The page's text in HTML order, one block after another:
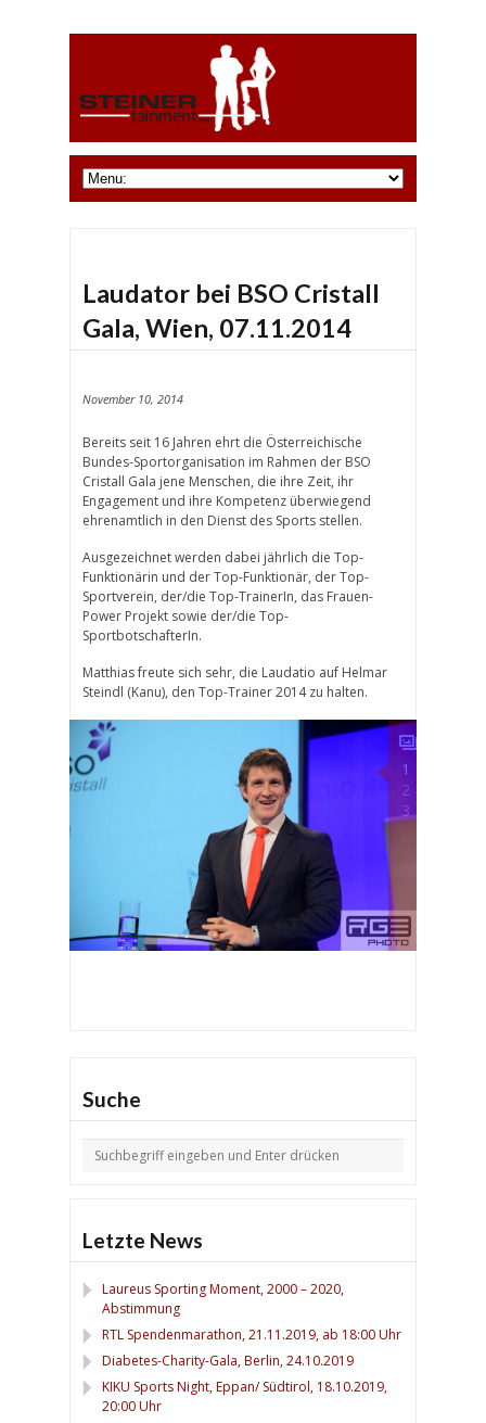
Laudator bei BSO Cristall
Gala, Wien, 07.11.2014
November 10, 2014
Bereits seit 16 Jahren ehrt die Österreichische
Bundes-Sportorganisation im Rahmen der BSO
Cristall Gala jene Menschen, die ihre Zeit, ihr
Engagement und ihre Kompetenz überwiegend
ehrenamtlich in den Dienst des Sports stellen.
Ausgezeichnet werden dabei jährlich die Top-
Funktionärin und der Top-Funktionär, der Top-
Sportverein, der/die Top-TrainerIn, das Frauen-
Power Projekt sowie der/die Top-
SportbotschafterIn.
Matthias freute sich sehr, die Laudatio auf Helmar
Steindl (Kanu), den Top-Trainer 2014 zu halten.
1
2
3
Suche
Letzte News
Laureus Sporting Moment, 2000 – 2020,
Abstimmung
RTL Spendenmarathon, 21.11.2019, ab 18:00 Uhr
Diabetes-Charity-Gala, Berlin, 24.10.2019
KIKU Sports Night, Eppan/ Südtirol, 18.10.2019,
20:00 Uhr